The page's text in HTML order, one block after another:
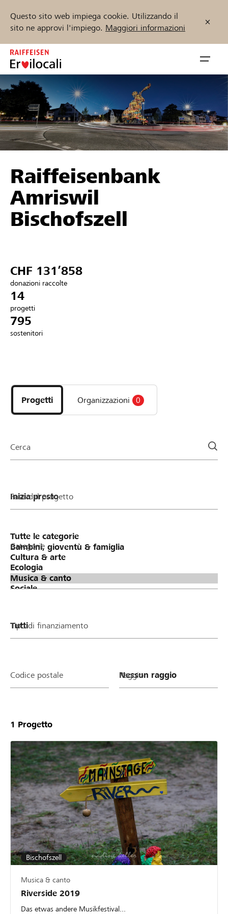
Questo sito web impiega cookie. Utilizzando il
sito ne approvi l'impiego. Maggiori informazioni
Zum
Inhalt
springen
öffnen
Sostenere
Aiuto & supporto
Collegarsi
Registrazione
Trova progetti e organizzazioni
Inizia ora
Raiffeisenbank
Amriswil
Bischofszell
CHF 131’858
donazioni raccolte
14
progetti
795
sostenitori
i
progetti
e
della
Progetti Organizzazioni 0
Cerca
Fase del progetto
Categorie
Tipo di finanziamento
Codice postale Raggio
1 Progetto
Bischofszell
Musica & canto
Riverside 2019
Das etwas andere Musikfestival...